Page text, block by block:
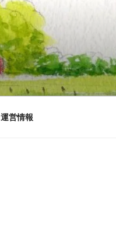
運営情報